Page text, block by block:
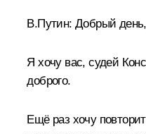
В.Путин: Добрый
Я хочу вас, судей
доброго.
Ещё раз хочу